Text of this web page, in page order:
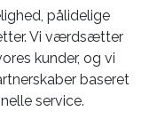
pålidelige
Vi værdsætter
kunder, og vi
baseret
service.